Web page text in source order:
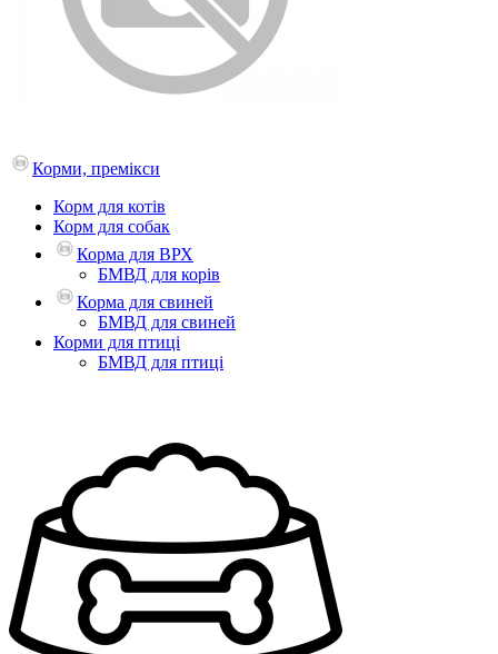
Корми, премікси
Корм для котів
Корм для собак
Корма для ВРХ
БМВД для корів
Корма для свиней
БМВД для свиней
Корми для птиці
БМВД для птиці